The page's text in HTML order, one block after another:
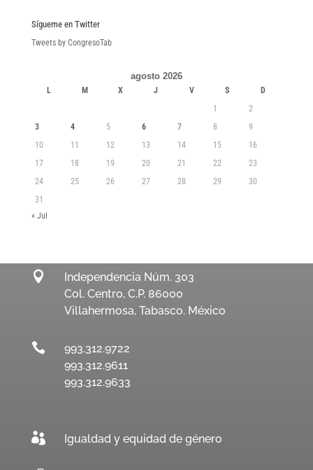
Sígueme en Twitter
Tweets by CongresoTab
agosto 2026
L M X J V S
D
1
2
3
4 5 6 7 8
9
10
11 12 13 14 15
16
17
18 19 20 21 22
23
24
25 26 27 28 29
30
31
« Jul

Independencia Núm. 303
Col. Centro, C.P. 86000
Villahermosa, Tabasco. México

993.312.9722
993.312.9611
993.312.9633
 Igualdad y equidad de género